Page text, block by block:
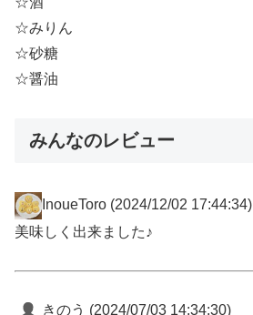
☆みりん
☆砂糖
☆醤油
みんなのレビュー
InoueToro (2024/12/02 17:44:34)
美味しく出来ました♪
きのう (2024/07/03 14:34:30)